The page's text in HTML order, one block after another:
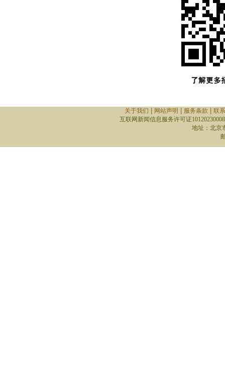
关于我们 网站声明 服务条款
联
互联网新闻信息服务许可证10120230008
地址：北京